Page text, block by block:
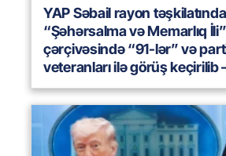
YAP Səbail rayon təşkilatında
“Şəhərsalma və Memarlıq İli”
çərçivəsində “91-lər” və
veteranları ilə görüş keçirilib